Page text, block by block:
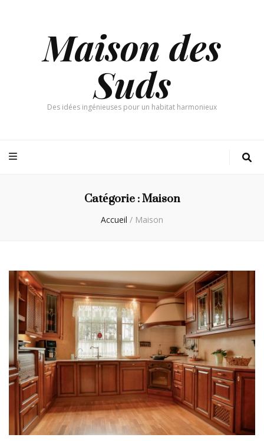
Maison des
Suds
Des idées ingénieuses pour un habitat harmonieux
Catégorie :Maison
Accueil / Maison